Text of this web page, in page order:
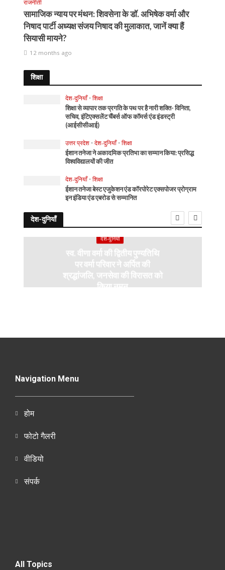
राजनीती
सामाजिक न्याय पर मंथन: शिवसेना के डॉ. अभिषेक वर्मा और
निषाद पार्टी अध्यक्ष संजय निषाद की मुलाकात, जानें क्या हैं
सियासी मायने?
12 months ago
शिक्षा
देश-दुनियाँ • शिक्षा
शिक्षा से व्यापार तक प्रगति के पथ पर है नारी शक्ति- विनिता,
सचिव, इंटिएक्सलेंट चैंबर्स ऑफ कॉमर्स एंड इंडस्ट्री
(आईसीसीआई)
उत्तर प्रदेश • देश-दुनियाँ • शिक्षा
ईशान तनेजा ने अकादमिक प्रतिभा का सम्मान किया: प्रसिद्ध
विश्वविद्यालयों की जीत
देश-दुनियाँ • शिक्षा
ईशान तनेजा बेस्ट एजुकेशन एंड कॉरपोरेट एक्सपोजर प्रोग्राम
इन इंडिया एंड एबरोड से सम्मानित
देश-दुनियाँ
देश-दुनियाँ
स्व. वीणा वर्मा की द्वितीय पुण्यतिथि
पर वर्मा परिवार ने अर्पित की
श्रद्धांजलि, जनसेवा की विरासत को
किया नमन
Navigation Menu
होम
फोटो गैलरी
वीडियो
संपर्क
All Topics